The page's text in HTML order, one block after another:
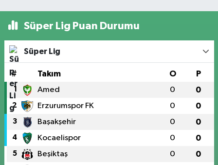
Süper Lig Puan Durumu
Süper Lig
# Takım O P
1 Amed 0 0
2 Erzurumspor FK 0 0
3 Başakşehir 0 0
4 Kocaelispor 0 0
5 Beşiktaş 0 0